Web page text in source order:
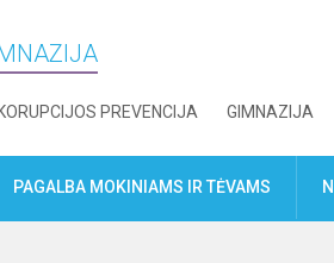
KORUPCIJOS PREVENCIJA GIMNAZIJA
PAGALBA MOKINIAMS IR TĖVAMS